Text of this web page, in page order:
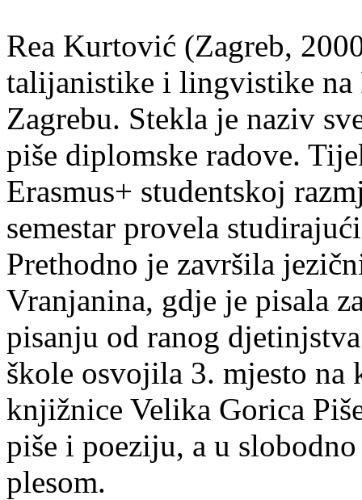
Rea Kurtović (Zagreb,
talijanistike i lingvistike
Zagrebu. Stekla je naziv
piše diplomske radove.
Erasmus+ studentskoj
semestar provela
Prethodno je završila
Vranjanina, gdje je pisala
pisanju od ranog
škole osvojila 3. mjesto na
knjižnice Velika Gorica
piše i poeziju, a u
plesom.